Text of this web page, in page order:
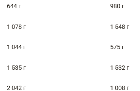
644 г 980 г
1 078 г 1 548 г
1 044 г 575 г
1 535 г 1 532 г
2 042 г 1 008 г